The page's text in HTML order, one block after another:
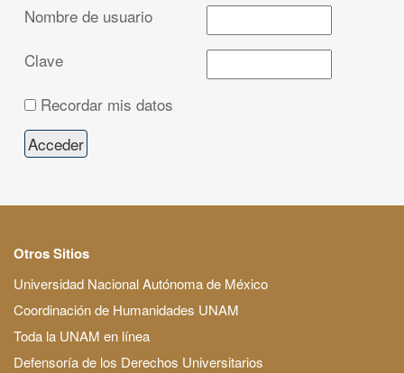
Nombre de usuario
Clave
Recordar mis datos
Otros Sitios
Universidad Nacional Autónoma de México
Coordinación de Humanidades UNAM
Toda la UNAM en línea
Defensoría de los Derechos Universitarios